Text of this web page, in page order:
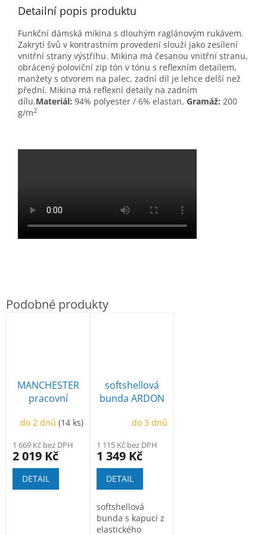
Detailní popis produktu
Funkční dámská mikina s dlouhým raglánovým rukávem.
Zakrytí švů v kontrastním provedení slouží jako zesílení
vnitřní strany výstřihu. Mikina má česanou vnitřní stranu,
obrácený poloviční zip tón v tónu s reflexním detailem,
manžety s otvorem na palec, zadní díl je lehce delší než
přední. Mikina má reflexní detaily na zadním
dílu.Materiál: 94% polyester / 6% elastan, Gramáž: 200
g/m2
MANCHESTER
pracovní
do 2 dnů(14 ks)
1 669 Kč bez DPH
2 019 Kč
DETAIL
softshellová
bunda ARDON
do 3 dnů
1 115 Kč bez DPH
1 349 Kč
DETAIL
softshellová
bunda s kapucí z
elastického